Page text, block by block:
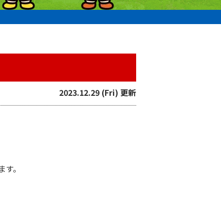
2023.12.29 (Fri) 更新
。